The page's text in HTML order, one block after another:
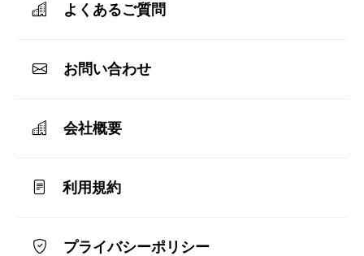
よくあるご質問
お問い合わせ
会社概要
利用規約
プライバシーポリシー